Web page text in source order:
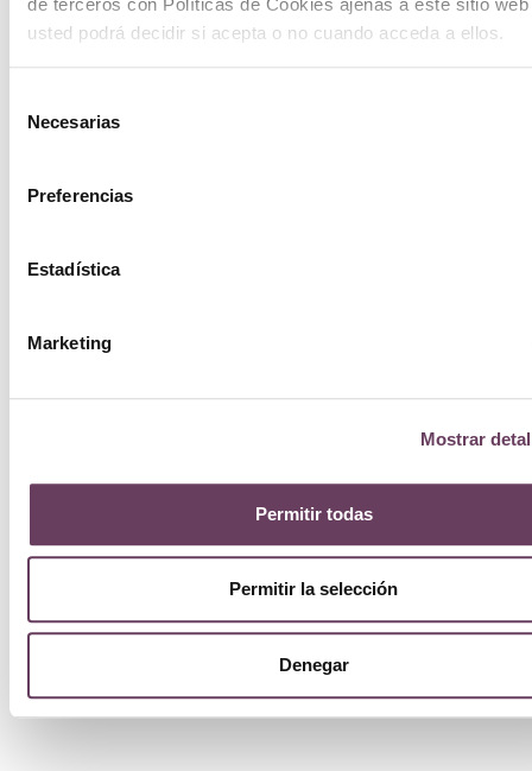
de terceros con Políticas de Cookies ajenas a este sitio web
usted podrá decidir si acepta o no cuando acceda a ellos.
Necesarias
Preferencias
Estadística
Marketing
Mostrar
Permitir todas
Permitir la selección
Denegar